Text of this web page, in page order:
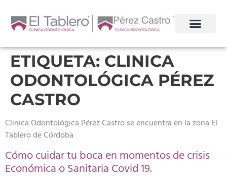
ETIQUETA: CLINICA
ODONTOLÓGICA PÉREZ
CASTRO
Clinica Odontológica Pérez Castro se encuentra en la zona El
Tablero de Córdoba
Cómo cuidar tu boca en momentos de crisis
Económica o Sanitaria Covid 19.